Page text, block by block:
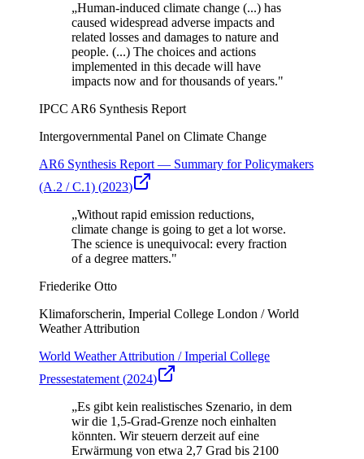
„Human-induced climate change (...) has
caused widespread adverse impacts and
related losses and damages to nature and
people. (...) The choices and actions
implemented in this decade will have
impacts now and for thousands of years."
IPCC AR6 Synthesis Report
Intergovernmental Panel on Climate Change
AR6 Synthesis Report — Summary for Policymakers
(A.2 / C.1) (2023)
„Without rapid emission reductions,
climate change is going to get a lot worse.
The science is unequivocal: every fraction
of a degree matters."
Friederike Otto
Klimaforscherin, Imperial College London / World
Weather Attribution
World Weather Attribution / Imperial College
Pressestatement (2024)
„Es gibt kein realistisches Szenario, in dem
wir die 1,5-Grad-Grenze noch einhalten
könnten. Wir steuern derzeit auf eine
Erwärmung von etwa 2,7 Grad bis 2100